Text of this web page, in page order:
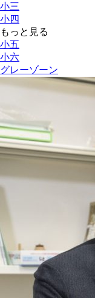
小三
小四
もっと見る
小五
小六
グレーゾーン